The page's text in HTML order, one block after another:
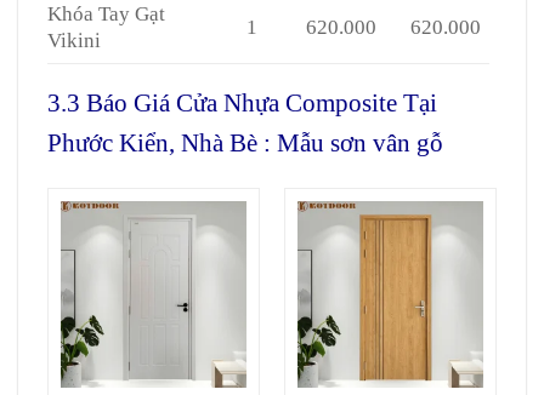
Khóa Tay Gạt
Vikini
1 620.000 620.000
3.3 Báo Giá Cửa Nhựa Composite Tại
Phước Kiển, Nhà Bè : Mẫu sơn vân gỗ